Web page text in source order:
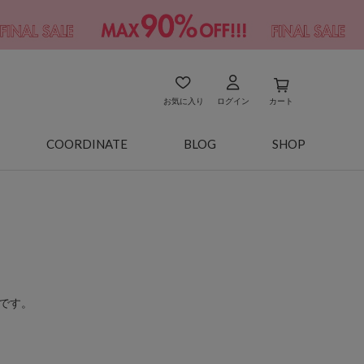
お気に入り ログイン カート
COORDINATE BLOG SHOP
す。